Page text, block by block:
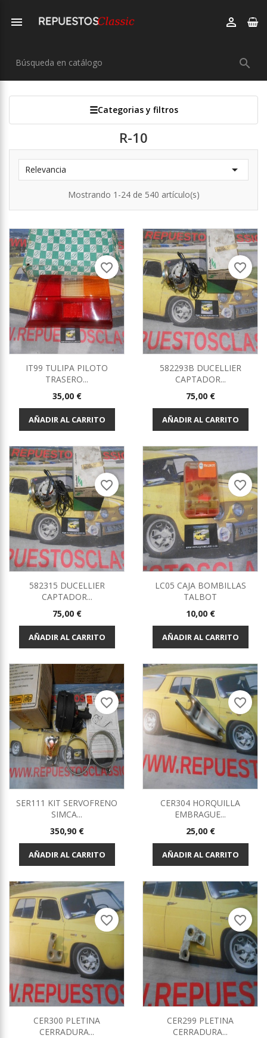
 

Categorias y filtros
R-10
Relevancia 
Mostrando 1-24 de 540 artículo(s)
IT99 TULIPA PILOTO
TRASERO...
Precio
35,00 €
AÑADIR AL CARRITO
favorite_border
582293B DUCELLIER
CAPTADOR...
Precio
75,00 €
AÑADIR AL CARRITO
favorite_border
582315 DUCELLIER
CAPTADOR...
Precio
75,00 €
AÑADIR AL CARRITO
favorite_border
LC05 CAJA BOMBILLAS
TALBOT
Precio
10,00 €
AÑADIR AL CARRITO
favorite_border
SER111 KIT SERVOFRENO
SIMCA...
Precio
350,90 €
AÑADIR AL CARRITO
favorite_border
CER304 HORQUILLA
EMBRAGUE...
Precio
25,00 €
AÑADIR AL CARRITO
favorite_border
CER300 PLETINA
CERRADURA...
favorite_border
CER299 PLETINA
CERRADURA...
favorite_border